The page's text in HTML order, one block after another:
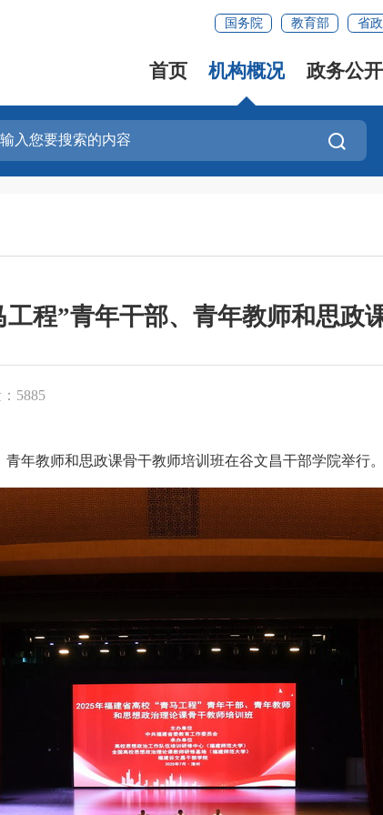
国务院 教育部 省
首页 机构概况 政务公开
工程”青年干部、青年教师和思政
5885
年教师和思政课骨干教师培训班在谷文昌干部学院举行